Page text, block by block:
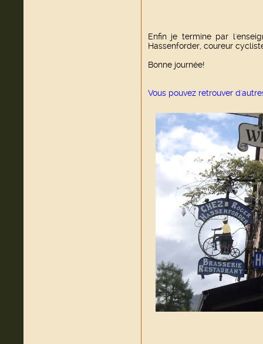
Enfin je termine par
Hassenforder, coureur
Bonne journée!
Vous pouvez retrouver